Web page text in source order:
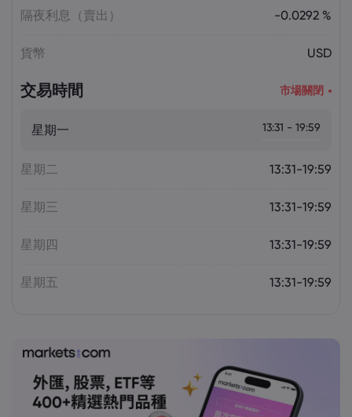
隔夜利息（賣出） -0.0292 %
貨幣 USD
交易時間 市場關閉
星期一 13:31 - 19:59
星期二 13:31-19:59
星期三 13:31-19:59
星期四 13:31-19:59
星期五 13:31-19:59